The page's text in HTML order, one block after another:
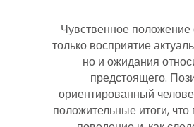
Чувственное положение
только восприятие
но и ожидания
предстоящего.
ориентированный
положительные итоги, что